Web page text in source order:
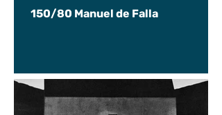
150/80 Manuel de Falla